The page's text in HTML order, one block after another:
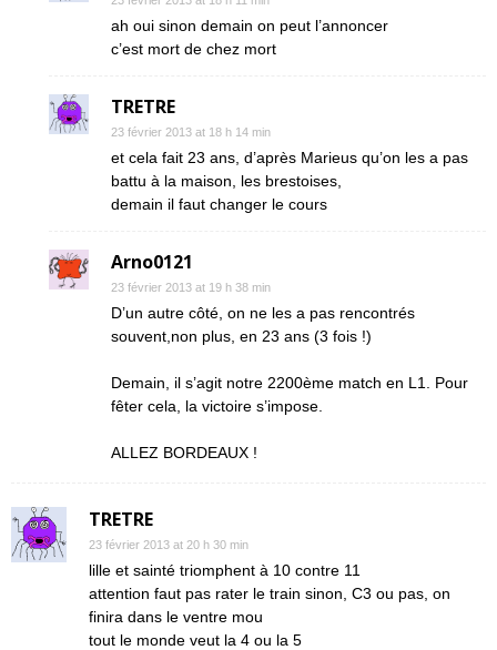
ah oui sinon demain on peut l’annoncer
c’est mort de chez mort
TRETRE
23 février 2013 at 18 h 14 min
et cela fait 23 ans, d’après Marieus qu’on les a pas
battu à la maison, les brestoises,
demain il faut changer le cours
Arno0121
23 février 2013 at 19 h 38 min
D’un autre côté, on ne les a pas rencontrés
souvent,non plus, en 23 ans (3 fois !)
Demain, il s’agit notre 2200ème match en L1. Pour
fêter cela, la victoire s’impose.
ALLEZ BORDEAUX !
TRETRE
23 février 2013 at 20 h 30 min
lille et sainté triomphent à 10 contre 11
attention faut pas rater le train sinon, C3 ou pas, on
finira dans le ventre mou
tout le monde veut la 4 ou la 5